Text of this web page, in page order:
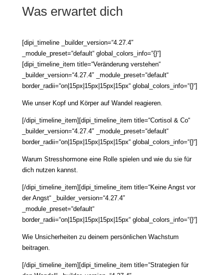
Was erwartet dich
[dipi_timeline _builder_version=“4.27.4″
_module_preset=“default“ global_colors_info=“{}“]
[dipi_timeline_item title=“Veränderung verstehen“
_builder_version=“4.27.4″ _module_preset=“default“
border_radii=“on|15px|15px|15px|15px“ global_colors_info=“{}“]
Wie unser Kopf und Körper auf Wandel reagieren.
[/dipi_timeline_item][dipi_timeline_item title=“Cortisol & Co“
_builder_version=“4.27.4″ _module_preset=“default“
border_radii=“on|15px|15px|15px|15px“ global_colors_info=“{}“]
Warum Stresshormone eine Rolle spielen und wie du sie für
dich nutzen kannst.
[/dipi_timeline_item][dipi_timeline_item title=“Keine Angst vor
der Angst“ _builder_version=“4.27.4″
_module_preset=“default“
border_radii=“on|15px|15px|15px|15px“ global_colors_info=“{}“]
Wie Unsicherheiten zu deinem persönlichen Wachstum
beitragen.
[/dipi_timeline_item][dipi_timeline_item title=“Strategien für